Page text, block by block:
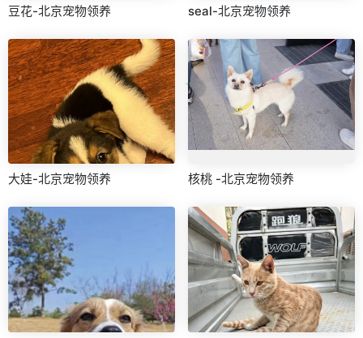
豆花-北京宠物领养 seal-北京宠物领养
大娃-北京宠物领养 核桃 -北京宠物领养